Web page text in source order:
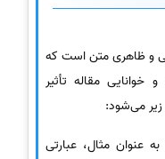
و ظاهری متن است که
مقاله تأثیر
می‌شود:
عنوان مثال، عبارتی